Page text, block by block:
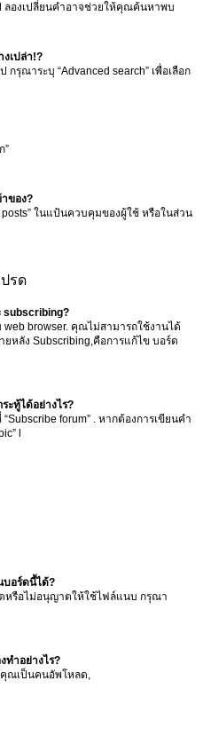
องเปลี่ยนคำอาจช่วยให้คุณค้นหาพบ
เปล่า!?
รุณาระบุ “Advanced search” เพื่อเลือก
”
ของ?
ในแป้นควบคุมของผู้ใช้ หรือในส่วน
รด
subscribing?
browser. คุณไม่สามารถใช้งานได้
หลัง Subscribing,คือการแก้ไข บอร์ด
ะทู้ได้อย่างไร?
forum” . หากต้องการเขียนคำ
l
บอร์ดนี้ได้?
รือไม่อนุญาตให้ใช้ไฟล์แนบ กรุณา
ทำอย่างไร?
ณเป็นคนอัพโหลด,